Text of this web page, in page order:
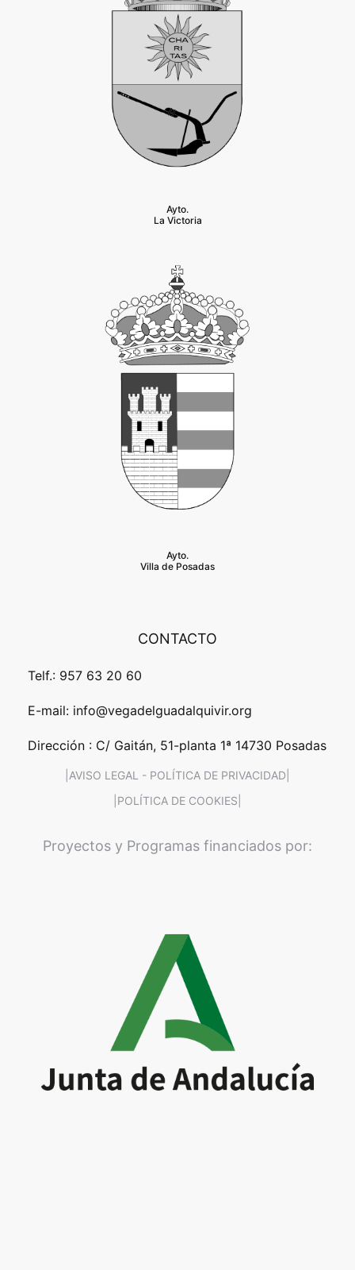
Ayto.
La Victoria
Ayto.
Villa de Posadas
CONTACTO
Telf.: 957 63 20 60
E-mail: info@vegadelguadalquivir.org
Dirección : C/ Gaitán, 51-planta 1ª 14730 Posadas
|AVISO LEGAL - POLÍTICA DE PRIVACIDAD|
|POLÍTICA DE COOKIES|
Proyectos y Programas financiados por: